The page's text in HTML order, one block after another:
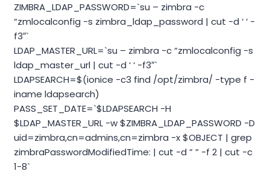
ZIMBRA_LDAP_PASSWORD=`su – zimbra -c
“zmlocalconfig -s zimbra_ldap_password | cut -d ‘ ‘ -
f3″`
LDAP_MASTER_URL=`su – zimbra -c “zmlocalconfig -s
ldap_master_url | cut -d ‘ ‘ -f3″`
LDAPSEARCH=$(ionice -c3 find /opt/zimbra/ -type f -
iname ldapsearch)
PASS_SET_DATE=`$LDAPSEARCH -H
$LDAP_MASTER_URL -w $ZIMBRA_LDAP_PASSWORD -D
uid=zimbra,cn=admins,cn=zimbra -x $OBJECT | grep
zimbraPasswordModifiedTime: | cut -d ” ” -f 2 | cut -c
1-8`